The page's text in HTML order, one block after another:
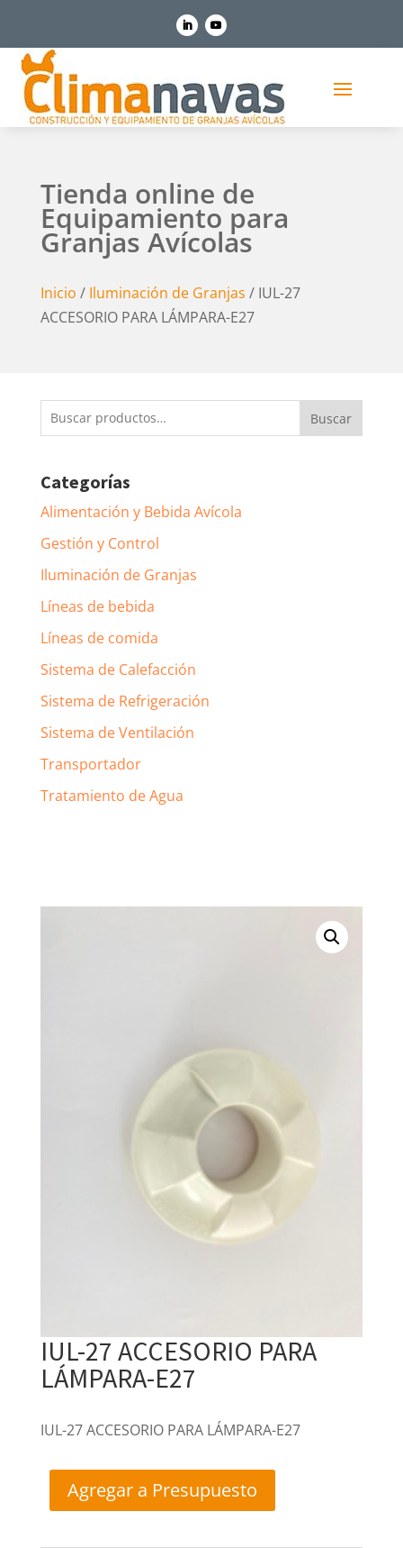
Tienda online de
Equipamiento para
Granjas Avícolas
Inicio / Iluminación de Granjas / IUL-27
ACCESORIO PARA LÁMPARA-E27
Buscar
por:
Buscar
Categorías
Alimentación y Bebida Avícola
Gestión y Control
Iluminación de Granjas
Líneas de bebida
Líneas de comida
Sistema de Calefacción
Sistema de Refrigeración
Sistema de Ventilación
Transportador
Tratamiento de Agua
IUL-27 ACCESORIO PARA
LÁMPARA-E27
IUL-27 ACCESORIO PARA LÁMPARA-E27
Agregar a Presupuesto